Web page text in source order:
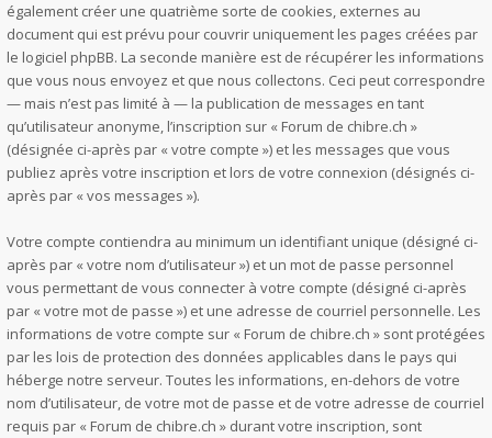
également créer une quatrième sorte de cookies, externes au
document qui est prévu pour couvrir uniquement les pages créées par
le logiciel phpBB. La seconde manière est de récupérer les informations
que vous nous envoyez et que nous collectons. Ceci peut correspondre
— mais n’est pas limité à — la publication de messages en tant
qu’utilisateur anonyme, l’inscription sur « Forum de chibre.ch »
(désignée ci-après par « votre compte ») et les messages que vous
publiez après votre inscription et lors de votre connexion (désignés ci-
après par « vos messages »).
Votre compte contiendra au minimum un identifiant unique (désigné ci-
après par « votre nom d’utilisateur ») et un mot de passe personnel
vous permettant de vous connecter à votre compte (désigné ci-après
par « votre mot de passe ») et une adresse de courriel personnelle. Les
informations de votre compte sur « Forum de chibre.ch » sont protégées
par les lois de protection des données applicables dans le pays qui
héberge notre serveur. Toutes les informations, en-dehors de votre
nom d’utilisateur, de votre mot de passe et de votre adresse de courriel
requis par « Forum de chibre.ch » durant votre inscription, sont